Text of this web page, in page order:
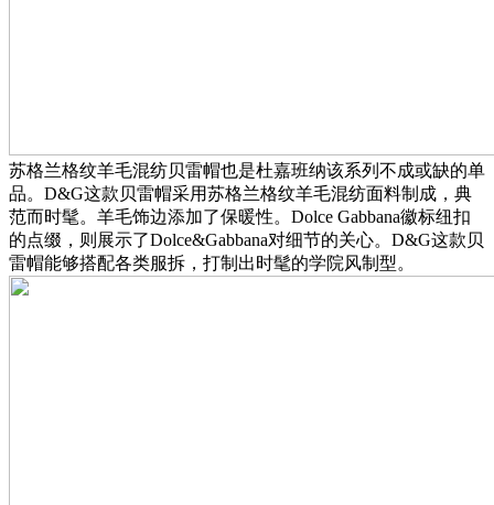
苏格兰格纹羊毛混纺贝雷帽也是杜嘉班纳该系列不成或缺的单
品。D&G这款贝雷帽采用苏格兰格纹羊毛混纺面料制成，典
范而时髦。羊毛饰边添加了保暖性。Dolce Gabbana徽标纽扣
的点缀，则展示了Dolce&Gabbana对细节的关心。D&G这款贝
雷帽能够搭配各类服拆，打制出时髦的学院风制型。